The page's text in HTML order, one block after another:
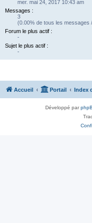
mer. mai 24, 2017 10:43 am
Messages :
3
(0.00% de tous les messages
Forum le plus actif :
-
Sujet le plus actif :
-
Accueil Portail Index
Développé par